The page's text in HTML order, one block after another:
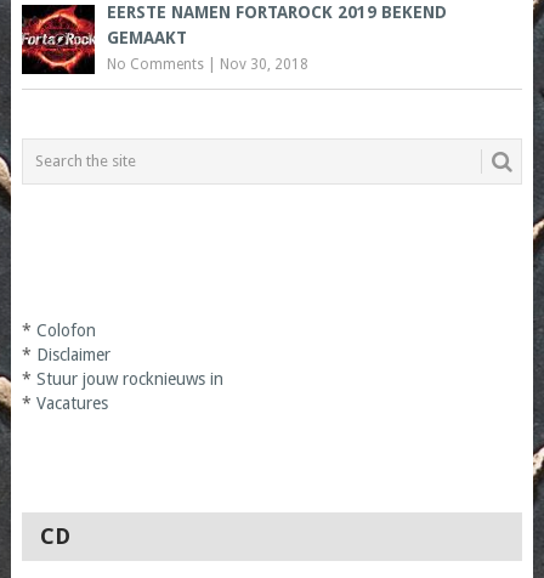
EERSTE NAMEN FORTAROCK 2019 BEKEND
GEMAAKT
No Comments| Nov 30, 2018
* Colofon
* Disclaimer
* Stuur jouw rocknieuws in
* Vacatures
CD